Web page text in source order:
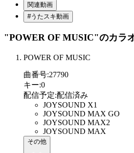
関連動画
#うたスキ動画
"POWER OF MUSIC"のカラ
POWER OF MUSIC
曲番号:27790
キー:0
配信予定:配信済み
JOYSOUND X1
JOYSOUND MAX GO
JOYSOUND MAX2
JOYSOUND MAX
その他